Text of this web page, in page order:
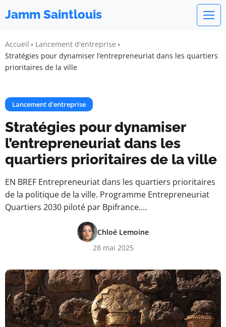
Jamm Saintlouis
Accueil
Lancement d'entreprise
Stratégies pour dynamiser l’entrepreneuriat dans les quartiers
prioritaires de la ville
Lancement d'entreprise
Stratégies pour dynamiser
l’entrepreneuriat dans les
quartiers prioritaires de la ville
EN BREF Entrepreneuriat dans les quartiers prioritaires
de la politique de la ville. Programme Entrepreneuriat
Quartiers 2030 piloté par Bpifrance.…
Chloé Lemoine
28 mai 2025